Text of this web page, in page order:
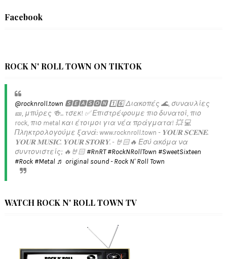
Facebook
ROCK N' ROLL TOWN ON TIKTOK
@rocknroll.town 🆂🅴🅰🆂🅾🅽 1️⃣6️⃣ Διακοπές 🌊, συναυλίες
🎫, μπύρες 🍻... τσεκ! ✅️ Επιστρέφουμε πιο δυνατοί, πιο
rock, πιο metal και έτοιμοι για νέα πράγματα! 💥 💻
Πληκτρολογούμε ξανά: www.rocknroll.town - 𝐘𝐎𝐔𝐑 𝐒𝐂𝐄𝐍𝐄.
𝐘𝐎𝐔𝐑 𝐌𝐔𝐒𝐈𝐂. 𝐘𝐎𝐔𝐑 𝐒𝐓𝐎𝐑𝐘. - 🤘🏻🔥 Εσύ ακόμα να
συντονιστείς; 🔥🤘🏻#RnRT #RockNRollTown #SweetSixteen
#Rock #Metal ♬ original sound - Rock N' Roll Town
WATCH ROCK N' ROLL TOWN TV